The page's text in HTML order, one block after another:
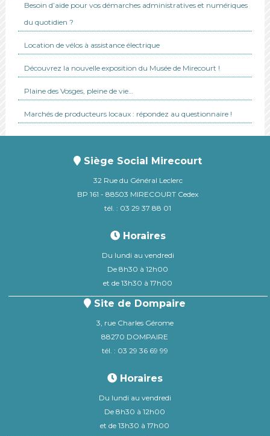
Besoin d’aide pour vos démarches administratives et numériques
du quotidien ?
Location de vélos à assistance électrique
Découvrez la nouvelle exposition du Musée de Mirecourt !
Plaine des Vosges, pleine de vie…
Marchés de producteurs locaux : répondez au questionnaire !
Siège Social Mirecourt
32 Rue du Général Leclerc
BP 161 - 88503 MIRECOURT Cedex
tél. : 03 29 37 88 01
Horaires
Du lundi au vendredi
De 8h30 à 12h00
et de 13h30 à 17h00
Site de Dompaire
3, rue Charles Gérome
88270 DOMPAIRE
tél. : 03 29 36 69 99
Horaires
Du lundi au vendredi
De 8h30 à 12h00
et de 13h30 à 17h00